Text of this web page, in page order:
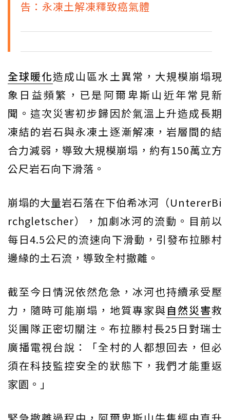
告：永凍土解凍釋致癌氣體
全球暖化造成山區水土異常，大規模崩塌現
象日益頻繁，已是阿爾卑斯山近年常見新
聞。這次災害初步歸因於氣溫上升造成長期
凍結的岩石與永凍土逐漸解凍，岩層間的結
合力減弱，導致大規模崩塌，約有150萬立方
公尺岩石向下滑落。
崩塌的大量岩石落在下伯希冰河（UntererBi
rchgletscher），加劇冰河的流動。目前以
每日4.5公尺的流速向下滑動，引發布拉滕村
邊緣的土石流，導致全村撤離。
截至今日情況依然危急，冰河也持續承受壓
力，隨時可能崩塌，地質專家與自然災害救
災團隊正密切關注。布拉滕村長25日對瑞士
廣播電視台說：「全村的人都想回去，但必
須在科技監控安全的狀態下，我們才能重返
家園。」